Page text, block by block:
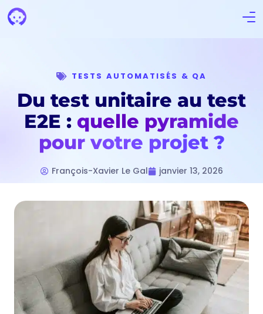
TESTS AUTOMATISÉS & QA
Du test unitaire au test
E2E : quelle pyramide
pour votre projet ?
François-Xavier Le Gal janvier 13, 2026